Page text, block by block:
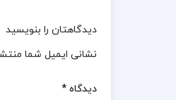
دیدگاهتان را بنویسید
نشانی ایمیل شما
دیدگاه *